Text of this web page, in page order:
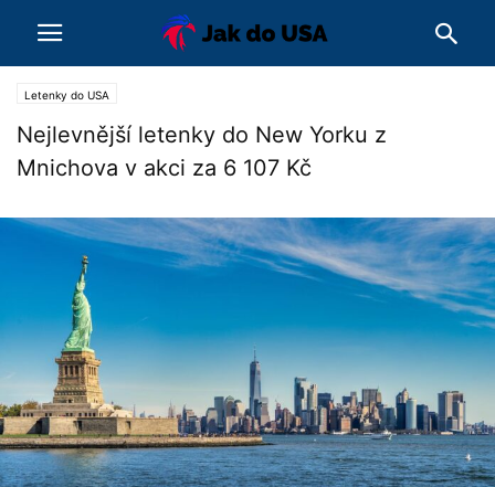
Letenky do USA
Nejlevnější letenky do New Yorku z
Mnichova v akci za 6 107 Kč